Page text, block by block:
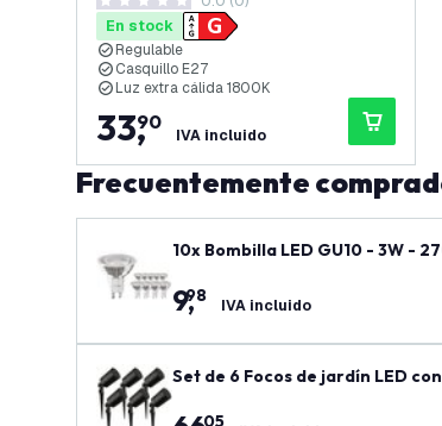
0 estrellas de puntuación
En stock
Regulable
Casquillo E27
Luz extra cálida 1800K
33,
90
IVA incluido
Frecuentemente
10x Bombilla LED GU10 - 3W -
9,
98 IVA incluido
Set de 6 Focos de jardín LED
05